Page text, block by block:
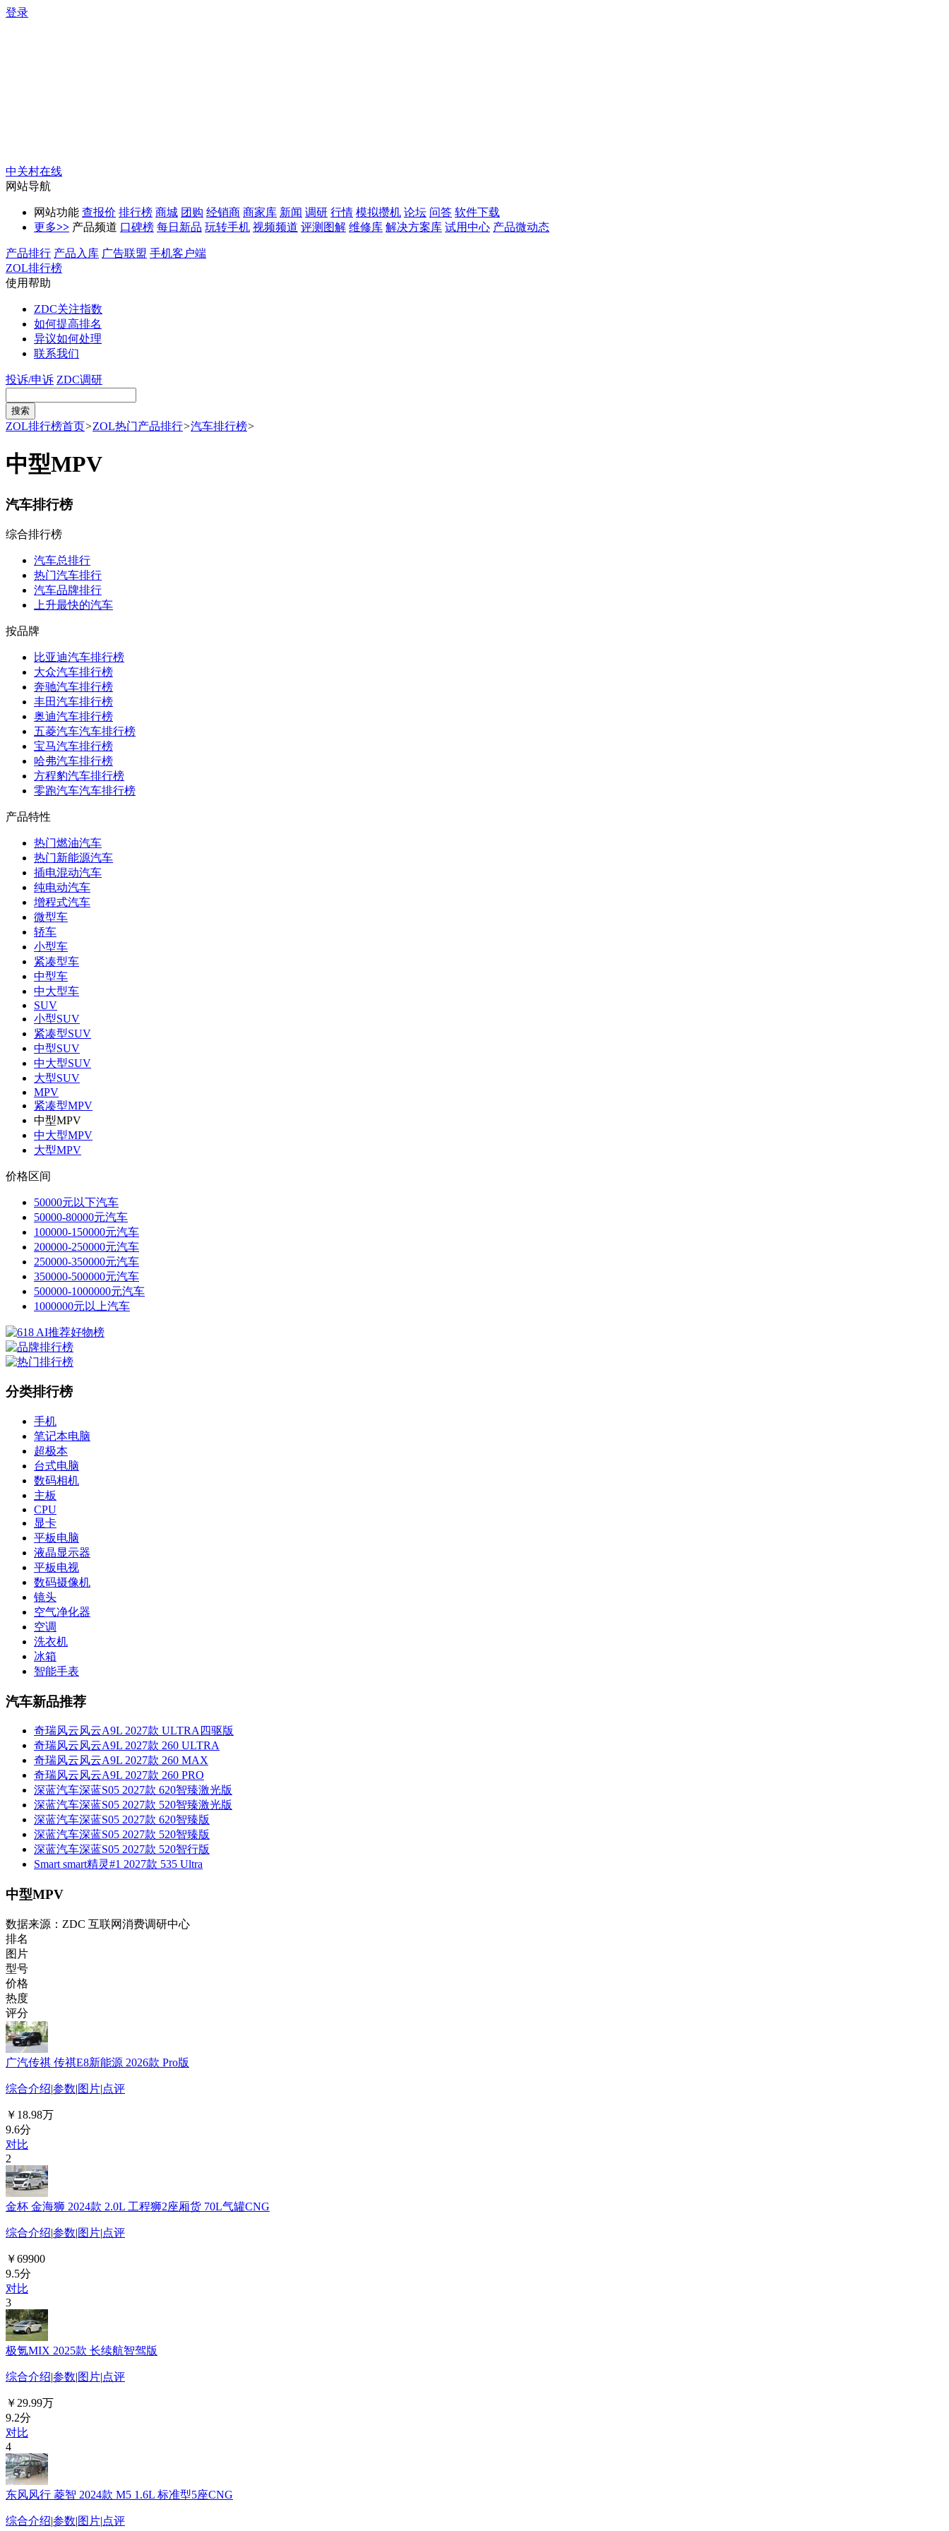
登录
中关村在线
网站导航
网站功能 查报价 排行榜 商城 团购 经销商 商家库 新闻 调研 行情 模拟攒机 论坛 问答 软件下载
更多>> 产品频道 口碑榜 每日新品 玩转手机 视频频道 评测图解 维修库 解决方案库 试用中心 产品微动态
产品排行 产品入库 广告联盟 手机客户端
ZOL排行榜
使用帮助
ZDC关注指数
如何提高排名
异议如何处理
联系我们
投诉/申诉 ZDC调研
ZOL排行榜首页>ZOL热门产品排行>汽车排行榜>
中型MPV
汽车排行榜
综合排行榜
汽车总排行
热门汽车排行
汽车品牌排行
上升最快的汽车
按品牌
比亚迪汽车排行榜
大众汽车排行榜
奔驰汽车排行榜
丰田汽车排行榜
奥迪汽车排行榜
五菱汽车汽车排行榜
宝马汽车排行榜
哈弗汽车排行榜
方程豹汽车排行榜
零跑汽车汽车排行榜
产品特性
热门燃油汽车
热门新能源汽车
插电混动汽车
纯电动汽车
增程式汽车
微型车
轿车
小型车
紧凑型车
中型车
中大型车
SUV
小型SUV
紧凑型SUV
中型SUV
中大型SUV
大型SUV
MPV
紧凑型MPV
中型MPV
中大型MPV
大型MPV
价格区间
50000元以下汽车
50000-80000元汽车
100000-150000元汽车
200000-250000元汽车
250000-350000元汽车
350000-500000元汽车
500000-1000000元汽车
1000000元以上汽车
分类排行榜
手机
笔记本电脑
超极本
台式电脑
数码相机
主板
CPU
显卡
平板电脑
液晶显示器
平板电视
数码摄像机
镜头
空气净化器
空调
洗衣机
冰箱
智能手表
汽车新品推荐
奇瑞风云风云A9L 2027款 ULTRA四驱版
奇瑞风云风云A9L 2027款 260 ULTRA
奇瑞风云风云A9L 2027款 260 MAX
奇瑞风云风云A9L 2027款 260 PRO
深蓝汽车深蓝S05 2027款 620智臻激光版
深蓝汽车深蓝S05 2027款 520智臻激光版
深蓝汽车深蓝S05 2027款 620智臻版
深蓝汽车深蓝S05 2027款 520智臻版
深蓝汽车深蓝S05 2027款 520智行版
Smart smart精灵#1 2027款 535 Ultra
中型MPV
数据来源：ZDC 互联网消费调研中心
排名
图片
型号
价格
热度
评分
广汽传祺 传祺E8新能源 2026款 Pro版
综合介绍|参数|图片|点评
￥18.98万
9.6分
对比
2
金杯 金海狮 2024款 2.0L 工程狮2座厢货 70L气罐CNG
综合介绍|参数|图片|点评
￥69900
9.5分
对比
3
极氪MIX 2025款 长续航智驾版
综合介绍|参数|图片|点评
￥29.99万
9.2分
对比
4
东风风行 菱智 2024款 M5 1.6L 标准型5座CNG
综合介绍|参数|图片|点评